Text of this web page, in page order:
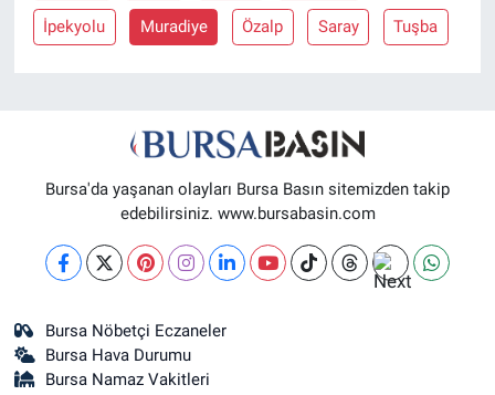
İpekyolu Muradiye Özalp Saray Tuşba
Bursa'da yaşanan olayları Bursa Basın sitemizden takip
edebilirsiniz. www.bursabasin.com
Bursa Nöbetçi Eczaneler
Bursa Hava Durumu
Bursa Namaz Vakitleri